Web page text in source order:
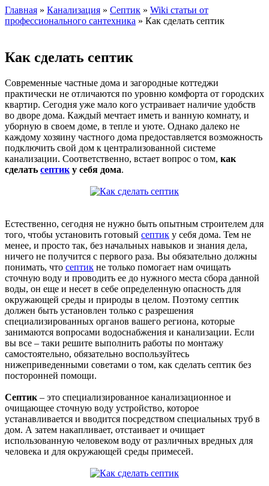
Главная » Канализация » Септик » Wiki статьи от
профессионального сантехника » Как сделать септик
Как сделать септик
Современные частные дома и загородные коттеджи
практически не отличаются по уровню комфорта от городских
квартир. Сегодня уже мало кого устраивает наличие удобств
во дворе дома. Каждый мечтает иметь и ванную комнату, и
уборную в своем доме, в тепле и уюте. Однако далеко не
каждому хозяину частного дома предоставляется возможность
подключить свой дом к централизованной системе
канализации. Соответственно, встает вопрос о том, как
сделать септик у себя дома.
Естественно, сегодня не нужно быть опытным строителем для
того, чтобы установить готовый септик у себя дома. Тем не
менее, и просто так, без начальных навыков и знания дела,
ничего не получится с первого раза. Вы обязательно должны
понимать, что септик не только помогает нам очищать
сточную воду и проводить ее до нужного места сбора данной
воды, он еще и несет в себе определенную опасность для
окружающей среды и природы в целом. Поэтому септик
должен быть установлен только с разрешения
специализированных органов вашего региона, которые
занимаются вопросами водоснабжения и канализации. Если
вы все – таки решите выполнить работы по монтажу
самостоятельно, обязательно воспользуйтесь
нижеприведенными советами о том, как сделать септик без
посторонней помощи.
Септик – это специализированное канализационное и
очищающее сточную воду устройство, которое
устанавливается и вводится посредством специальных труб в
дом. А затем накапливает, отстаивает и очищает
использованную человеком воду от различных вредных для
человека и для окружающей среды примесей.